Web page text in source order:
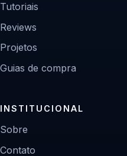
Tutoriais
Reviews
Projetos
Guias de compra
INSTITUCIONAL
Sobre
Contato